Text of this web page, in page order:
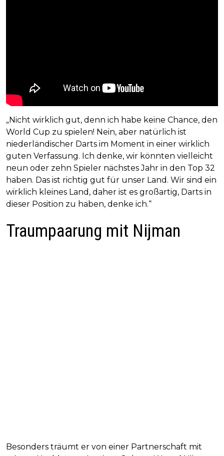
„Nicht wirklich gut, denn ich habe keine Chance, den
World Cup zu spielen! Nein, aber natürlich ist
niederländischer Darts im Moment in einer wirklich
guten Verfassung. Ich denke, wir könnten vielleicht
neun oder zehn Spieler nächstes Jahr in den Top 32
haben. Das ist richtig gut für unser Land. Wir sind ein
wirklich kleines Land, daher ist es großartig, Darts in
dieser Position zu haben, denke ich.“
Traumpaarung mit Nijman
Besonders träumt er von einer Partnerschaft mit